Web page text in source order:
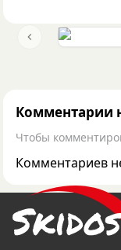
Previous slide
Комментарии
Чтобы
Комментариев